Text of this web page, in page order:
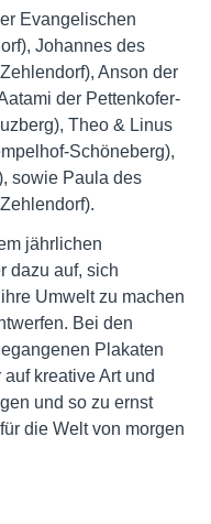
Evangelischen
Johannes des
Anson der
der Pettenkofer-
Theo & Linus
Schöneberg),
sowie Paula des
jährlichen
dazu auf, sich
Umwelt zu machen
Bei den
Plakaten
kreative Art und
und so zu ernst
die Welt von morgen